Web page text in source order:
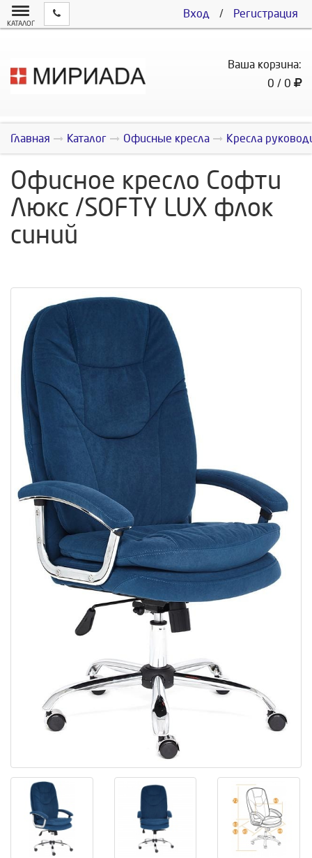
Вход / Регистрация
КАТАЛОГ
Ваша корзина:
0 / 0
Главная Каталог Офисные кресла Кресла
Офисное кресло Софти
Люкс /SOFTY LUX флок
синий